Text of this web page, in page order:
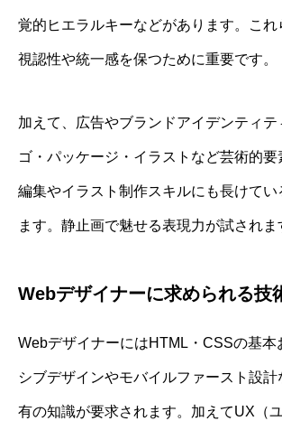
覚的ヒエラルキーなどがあります。こ
視認性や統一感を保つために重要です。
加えて、広告やブランドアイデンティテ
ゴ・パッケージ・イラストなど芸術的
編集やイラスト制作スキルにも長けて
ます。静止画で魅せる表現力が試されま
Webデザイナーに求められる技
WebデザイナーにはHTML・CSSの基本
シブデザインやモバイルファースト設
有の知識が要求されます。加えてUX（